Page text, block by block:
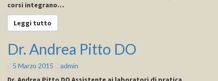
corsi integrano…
Leggi tutto
Dr.
Andrea
Pitto
Dr. Andrea Pitto DO
5 Marzo 2015 admin